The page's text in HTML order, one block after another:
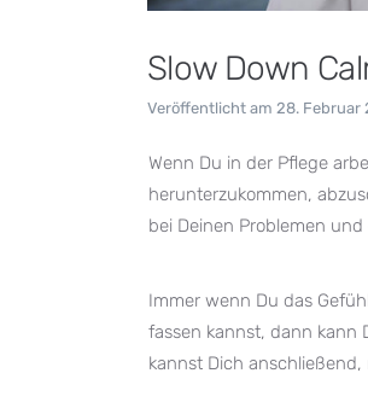
Slow Down
Veröffentlicht am 28. Februar
Wenn Du in der Pflege
herunterzukommen,
bei Deinen Problemen
Immer wenn Du das
fassen kannst, dann kann
kannst Dich